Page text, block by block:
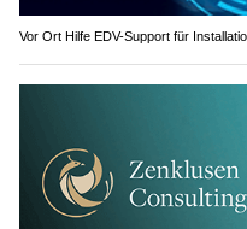
Vor Ort Hilfe EDV-Support für